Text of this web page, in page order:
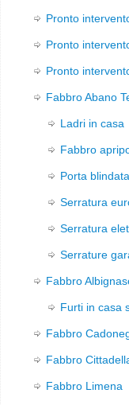
Pronto
Pronto
Pronto
Fabbro Abano
Ladri in casa
Fabbro
Porta
Serratura
Serratura
Serrature
Fabbro
Furti in casa
Fabbro
Fabbro
Fabbro Limena